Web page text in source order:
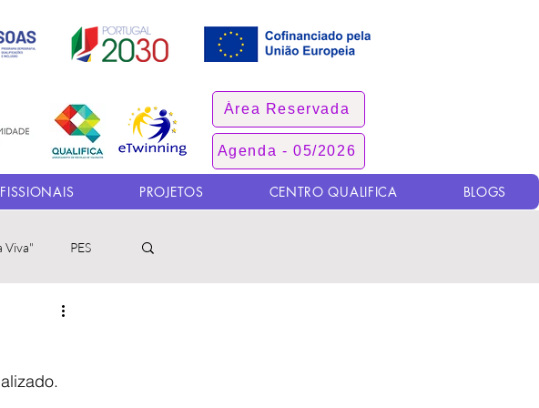
Área Reservada
Agenda - 05/2026
PROJETOS CENTRO QUALIFICA BLOGS
Viva" PES